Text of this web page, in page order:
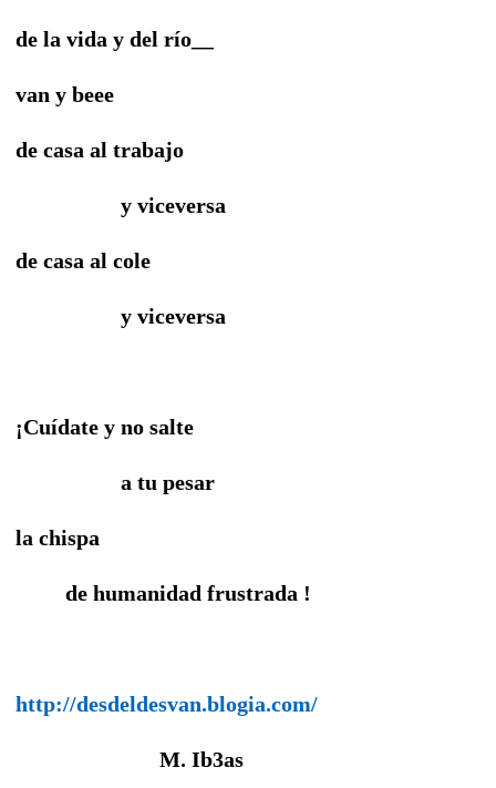
de la vida y del río__
van y beee
de casa al trabajo
y viceversa
de casa al cole
y viceversa
¡Cuídate y no salte
a tu pesar
la chispa
de humanidad frustrada !
http://desdeldesvan.blogia.com/
M. Ib3as